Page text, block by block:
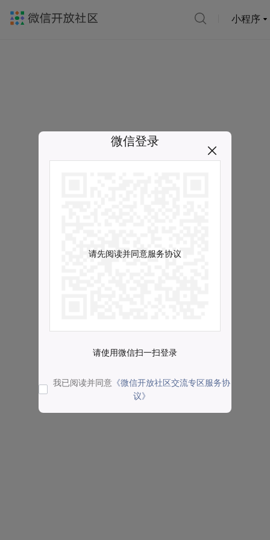
小程序
微信登录
请先阅读并同意服务协议
请使用微信扫一扫登录
我已阅读并同意 《微信开放社区交流专区服务协
议》